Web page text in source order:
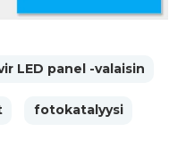
LED panel -valaisin
fotokatalyysi